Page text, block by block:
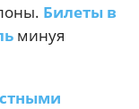
Билеты в
минуя